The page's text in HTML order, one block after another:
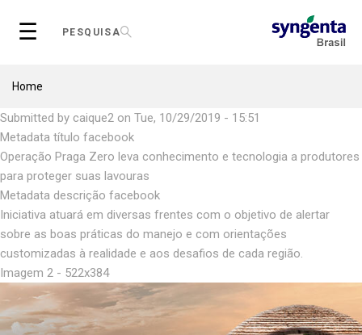
☰ PESQUISA
Breadcrumb
Home
Submitted by caique2 on Tue, 10/29/2019 - 15:51
Metadata título facebook
Operação Praga Zero leva conhecimento e tecnologia a produtores
para proteger suas lavouras
Metadata descrição facebook
Iniciativa atuará em diversas frentes com o objetivo de alertar
sobre as boas práticas do manejo e com orientações
customizadas à realidade e aos desafios de cada região.
Imagem 2 - 522x384